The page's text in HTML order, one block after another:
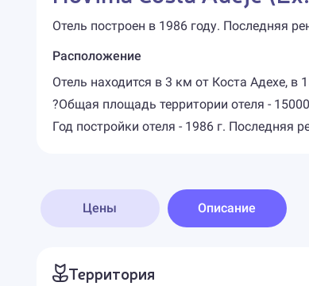
Отель построен в 1986 году. Последняя
Расположение
Отель находится в 3 км от Коста Адехе,
?Общая площадь территории отеля -
Год постройки отеля - 1986 г. Последняя
Цены Описание
Территория